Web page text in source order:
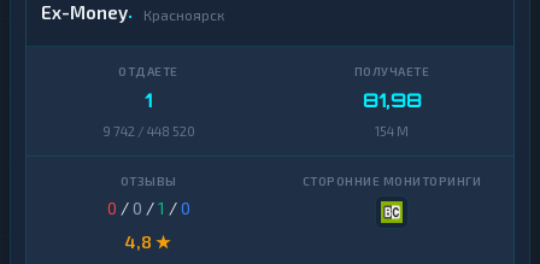
Ex-Money Красноярск
1
9 742 / 448 520
81,98
154 M
0 / 0 /1 /0
4,8 ★